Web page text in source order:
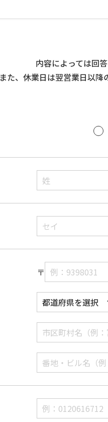
内容によっては回
また、休業日は翌営業日以降
〒